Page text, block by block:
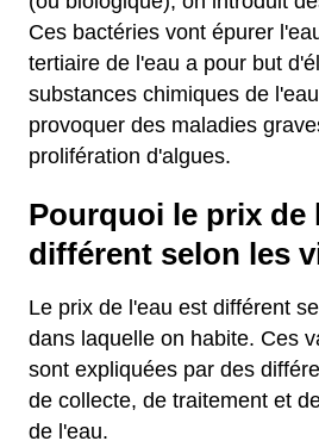
Ces bactéries vont épurer
tertiaire de l'eau a pour but
substances chimiques de
provoquer des maladies
prolifération d'algues.
Pourquoi le prix de
différent selon les
Le prix de l'eau est différent
dans laquelle on habite. Ces
sont expliquées par des
de collecte, de traitement et
de l'eau.